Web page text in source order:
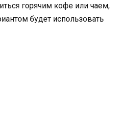
горячим кофе или чаем,
будет использовать